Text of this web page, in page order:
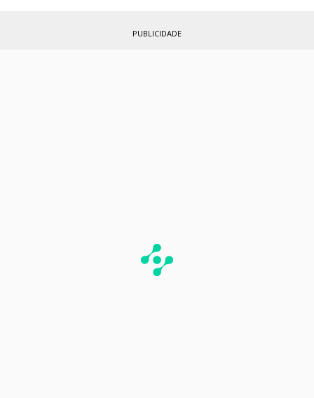
PUBLICIDADE